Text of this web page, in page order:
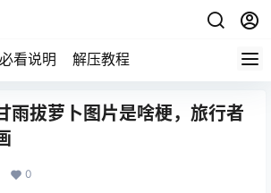
必看说明 解压教程
雨拔萝卜图片是啥梗，旅行者
0